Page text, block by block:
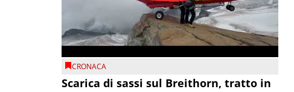
CRONACA
Scarica di sassi sul Breithorn, tratto in